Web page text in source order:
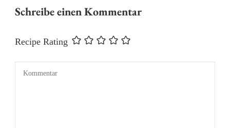
Schreibe einen Kommentar
Recipe Rating